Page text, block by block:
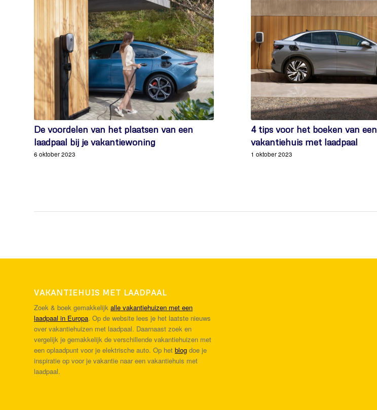
De voordelen van het plaatsen van een
laadpaal bij je vakantiewoning
6 oktober 2023
4 tips voor het boeken van een
vakantiehuis met laadpaal
1 oktober 2023
VAKANTIEHUIS MET LAADPAAL
Zoek & boek gemakkelijk alle vakantiehuizen met een
laadpaal in Europa. Op de website lees je het laatste nieuws
over vakantiehuizen met laadpaal. Daarnaast zoek en
vergelijk je gemakkelijk de verschillende vakantiehuizen met
een oplaadpunt voor je elektrische auto. Op het blog doe je
inspiratie op voor je vakantie naar een vakantiehuis met
laadpaal.